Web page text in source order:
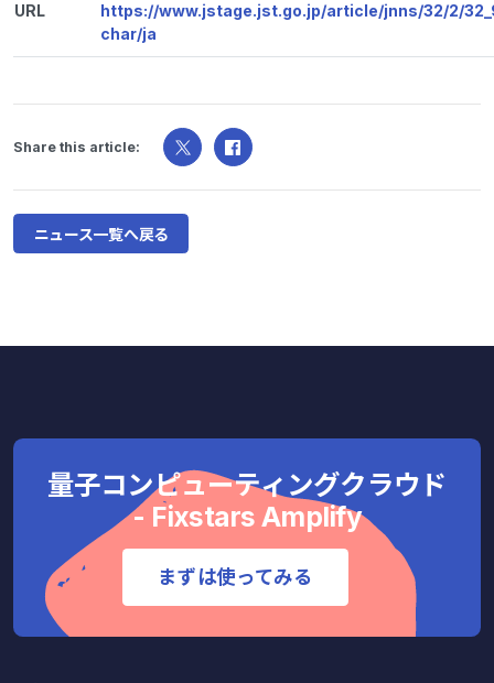
URL
https://www.jstage.jst.go.jp/article/jnns/32/2/
char/ja
Share this article:
ニュース一覧へ戻る
量子コンピューティングクラウド
- Fixstars Amplify
まずは使ってみる